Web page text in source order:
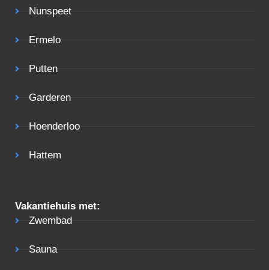
Nunspeet
Ermelo
Putten
Garderen
Hoenderloo
Hattem
Vakantiehuis met:
Zwembad
Sauna